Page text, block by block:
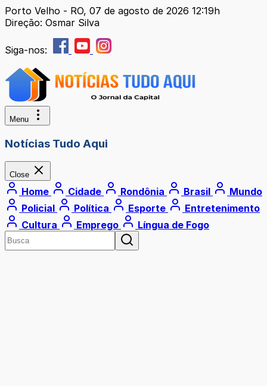
Porto Velho - RO, 07 de agosto de 2026 12:19h
Direção: Osmar Silva
Siga-nos:
Menu
Notícias Tudo Aqui
Close
Home Cidade Rondônia Brasil
Mundo
Policial
Política Esporte
Entretenimento
Cultura
Emprego Língua de Fogo